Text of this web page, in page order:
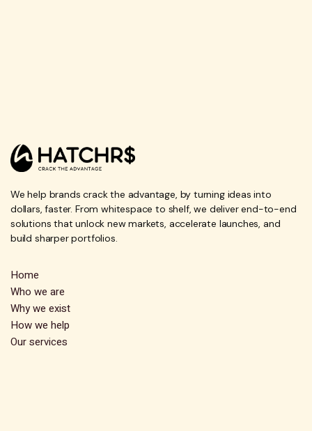
We help brands crack the advantage, by turning ideas into
dollars, faster. From whitespace to shelf, we deliver end-to-end
solutions that unlock new markets, accelerate launches, and
build sharper portfolios.
Home
Who we are
Why we exist
How we help
Our services